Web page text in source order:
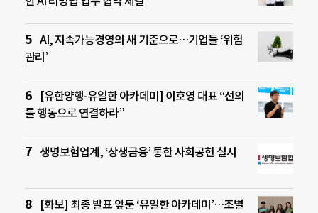
AI, 지속가능경영의 새 기준으로…기업들 ‘위험
관리’
[유한양행-유일한 아카데미] 이호영 대표 “선의
를 행동으로 연결하라”
생명보험업계, ‘상생금융’ 통한 사회공헌 실시
[화보] 최종 발표 앞둔 ‘유일한 아카데미’…조별